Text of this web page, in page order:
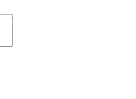
of Kain: Soul Reaver